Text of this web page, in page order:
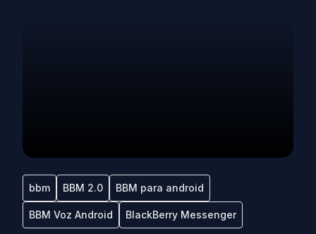
bbm BBM 2.0 BBM para android
BBM Voz Android BlackBerry Messenger